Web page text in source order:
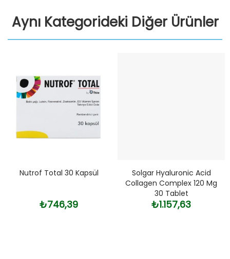
Aynı Kategorideki Diğer Ürünler
Nutrof Total 30 Kapsül
₺746,39
Solgar Hyaluronic Acid
Collagen Complex 120 Mg
30 Tablet
₺1.157,63